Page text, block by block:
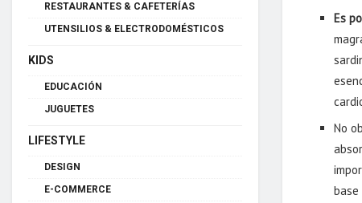
Es
No
RESTAURANTES & CAFETERÍAS
UTENSILIOS & ELECTRODOMÉSTICOS
KIDS
EDUCACIÓN
JUGUETES
LIFESTYLE
DESIGN
E-COMMERCE